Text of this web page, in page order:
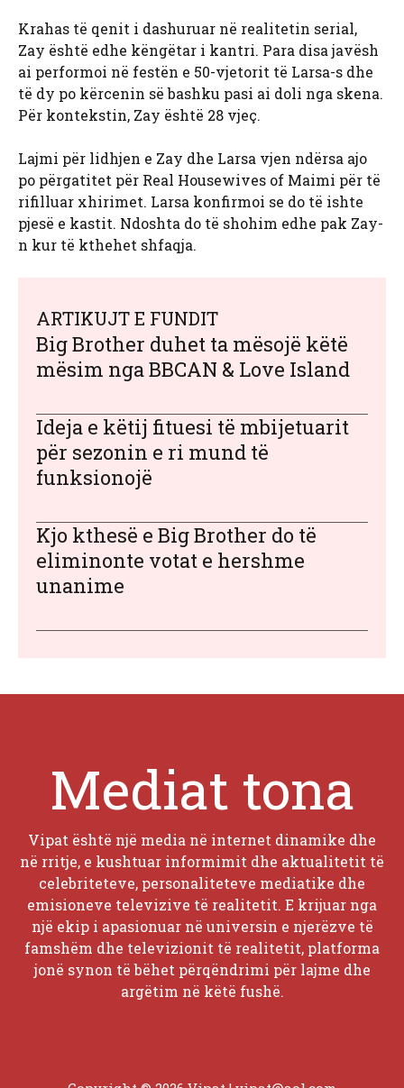
Krahas të qenit i dashuruar në realitetin serial,
Zay është edhe këngëtar i kantri. Para disa javësh
ai performoi në festën e 50-vjetorit të Larsa-s dhe
të dy po kërcenin së bashku pasi ai doli nga skena.
Për kontekstin, Zay është 28 vjeç.
Lajmi për lidhjen e Zay dhe Larsa vjen ndërsa ajo
po përgatitet për Real Housewives of Maimi për të
rifilluar xhirimet. Larsa konfirmoi se do të ishte
pjesë e kastit. Ndoshta do të shohim edhe pak Zay-
n kur të kthehet shfaqja.
ARTIKUJT E FUNDIT
Big Brother duhet ta mësojë këtë
mësim nga BBCAN & Love Island
Ideja e këtij fituesi të mbijetuarit
për sezonin e ri mund të
funksionojë
Kjo kthesë e Big Brother do të
eliminonte votat e hershme
unanime
Mediat tona
Vipat është një media në internet dinamike dhe
në rritje, e kushtuar informimit dhe aktualitetit të
celebriteteve, personaliteteve mediatike dhe
emisioneve televizive të realitetit. E krijuar nga
një ekip i apasionuar në universin e njerëzve të
famshëm dhe televizionit të realitetit, platforma
jonë synon të bëhet përqëndrimi për lajme dhe
argëtim në këtë fushë.